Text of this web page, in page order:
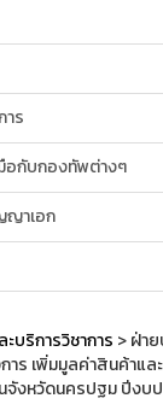
าร
อกับกองทัพต่างๆ
ญาเอก
ะบริการวิชาการ > ฝ่า
าร เพิ่มมูลค่าสินค้าแ
จังหวัดนครปฐม ปีงบ